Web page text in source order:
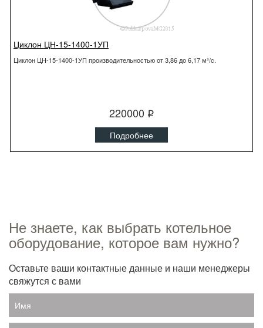
Циклон ЦН-15-1400-1УП
Циклон ЦН-15-1400-1УП производительностью от 3,86 до 6,17 м³/с.
220000 q
Подробнее
Не знаете, как выбрать котельное
оборудование, которое вам нужно?
Оставьте ваши контактные данные и наши менеджеры
свяжутся с вами
Имя